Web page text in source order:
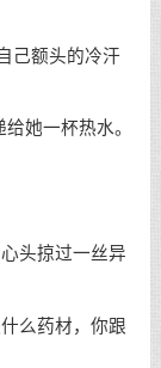
己额头的冷汗
她一杯热水。
头掠过一丝异
么药材，你跟